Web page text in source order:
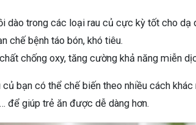
dào trong các loại rau củ cực kỳ tốt cho dạ
chế bệnh táo bón, khó tiêu.
chống oxy, tăng cường khả năng miễn
bạn có thể chế biến theo nhiều cách khác
để giúp trẻ ăn được dễ dàng hơn.